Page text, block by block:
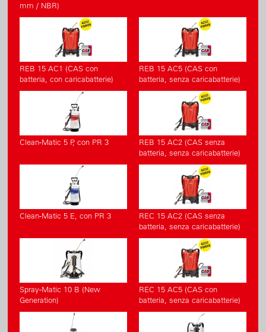
mm / NBR)
REB 15 AC1 (CAS con
batteria, con caricabatterie)
REB 15 AC5 (CAS con
batteria, senza caricabatterie)
Clean-Matic 5 P, con PR 3
REB 15 AC2 (CAS senza
batteria, senza caricabatterie)
Clean-Matic 5 E, con PR 3
REC 15 AC2 (CAS senza
batteria, senza caricabatterie)
Spray-Matic 10 B (New
Generation)
REC 15 AC5 (CAS con
batteria, senza caricabatterie)